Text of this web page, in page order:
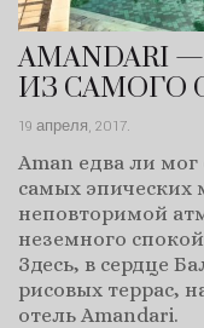
ИЗ САМОГО
19 апреля, 2017.
Aman едва ли
самых эпических
неповторимой
неземного
Здесь, в сердце
рисовых террас,
отель Amandari.